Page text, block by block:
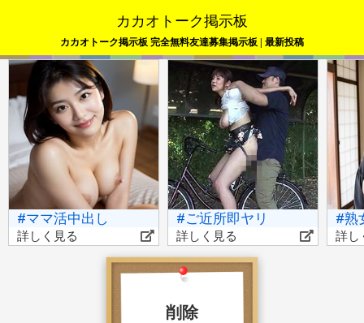
カカオトーク掲示板
カカオトーク掲示板 完全無料友達募集掲示板 | 最新投稿
#ママ活中出し
詳しく見る
#ご近所即ヤリ
詳しく見る
#熟
詳し
削除